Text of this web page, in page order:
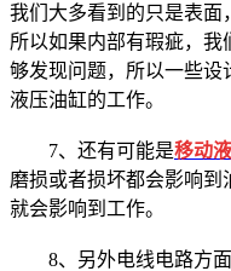
我们大多看到的只是表面
所以如果内部有瑕疵，
够发现问题，所以一些设
液压油缸的工作。
7、还有可能是移动
磨损或者损坏都会影响
就会影响到工作。
8、另外电线电路方面